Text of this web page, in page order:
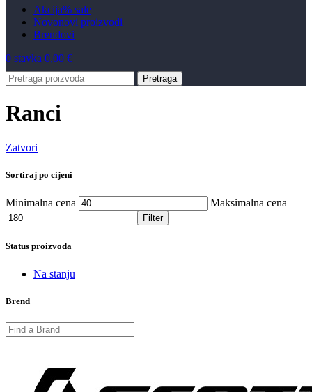
Akcija% sale
Novonovi proizvodi
Brendovi
0 stavka 0,00 €
Pretraga
Ranci
Zatvori
Sortiraj po cijeni
Minimalna cena Maksimalna cena
Filter
Status proizvoda
Na stanju
Brend